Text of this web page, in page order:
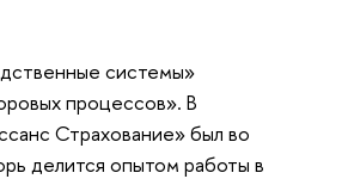
системы»
процессов». В
Страхование» был во
делится опытом работы в